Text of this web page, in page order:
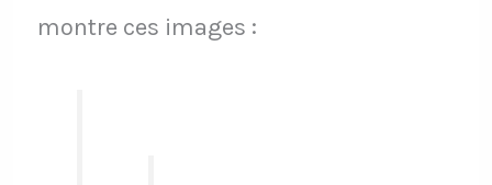
montre ces images :